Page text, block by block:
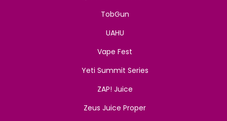
TobGun
UAHU
Vape Fest
Yeti Summit Series
ZAP! Juice
Zeus Juice Proper